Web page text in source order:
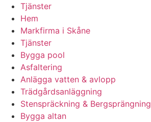
Tjänster
Hem
Markfirma i Skåne
Tjänster
Bygga pool
Asfaltering
Anlägga vatten & avlopp
Trädgårdsanläggning
Stenspräckning & Bergsprängning
Bygga altan